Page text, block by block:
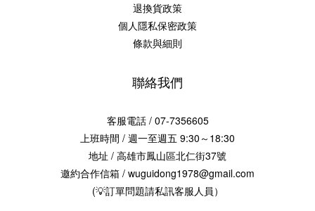
退換貨政策
個人隱私保密政策
條款與細則
聯絡我們
客服電話 / 07-7356605
上班時間 / 週一至週五 9:30～18:30
地址 / 高雄市鳳山區北仁街37號
邀約合作信箱 / wuguidong1978@gmail.com
(💡訂單問題請私訊客服人員）